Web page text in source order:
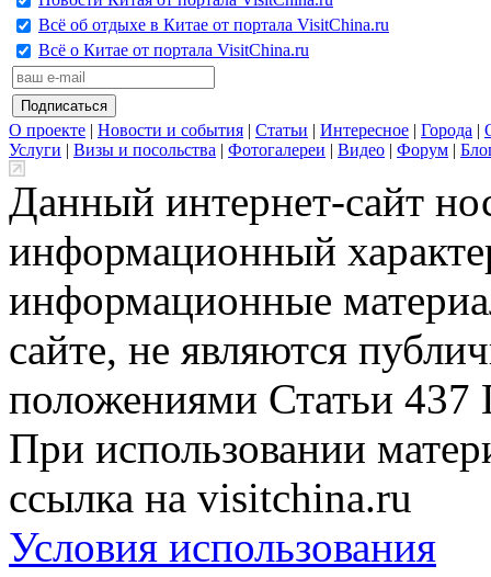
Всё об отдыхе в Китае от портала VisitChina.ru
Всё о Китае от портала VisitChina.ru
О проекте | Новости и события | Статьи | Интересное | Города |
Услуги | Визы и посольства | Фотогалереи | Видео | Форум |
Данный интернет-сайт
информационный
информационные
сайте, не являются
положениями Статьи 437
При использовании
ссылка на visitchina.ru
Условия использования